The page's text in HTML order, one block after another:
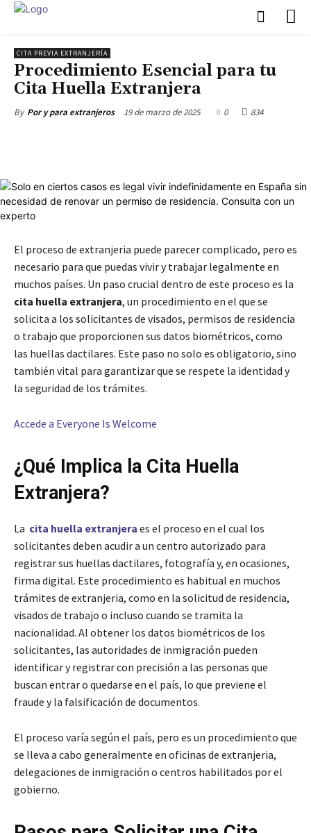
CITA PREVIA EXTRANJERÍA
Procedimiento Esencial para tu
Cita Huella Extranjera
By Por y para extranjeros 19 de marzo de 2025 0 834
El proceso de extranjeria puede parecer complicado, pero es
necesario para que puedas vivir y trabajar legalmente en
muchos países. Un paso crucial dentro de este proceso es la
cita huella extranjera, un procedimiento en el que se
solicita a los solicitantes de visados, permisos de residencia
o trabajo que proporcionen sus datos biométricos, como
las huellas dactilares. Este paso no solo es obligatorio, sino
también vital para garantizar que se respete la identidad y
la seguridad de los trámites.
Accede a Everyone Is Welcome
¿Qué Implica la Cita Huella
Extranjera?
La cita huella extranjera es el proceso en el cual los
solicitantes deben acudir a un centro autorizado para
registrar sus huellas dactilares, fotografía y, en ocasiones,
firma digital. Este procedimiento es habitual en muchos
trámites de extranjeria, como en la solicitud de residencia,
visados de trabajo o incluso cuando se tramita la
nacionalidad. Al obtener los datos biométricos de los
solicitantes, las autoridades de inmigración pueden
identificar y registrar con precisión a las personas que
buscan entrar o quedarse en el país, lo que previene el
fraude y la falsificación de documentos.
El proceso varía según el país, pero es un procedimiento que
se lleva a cabo generalmente en oficinas de extranjeria,
delegaciones de inmigración o centros habilitados por el
gobierno.